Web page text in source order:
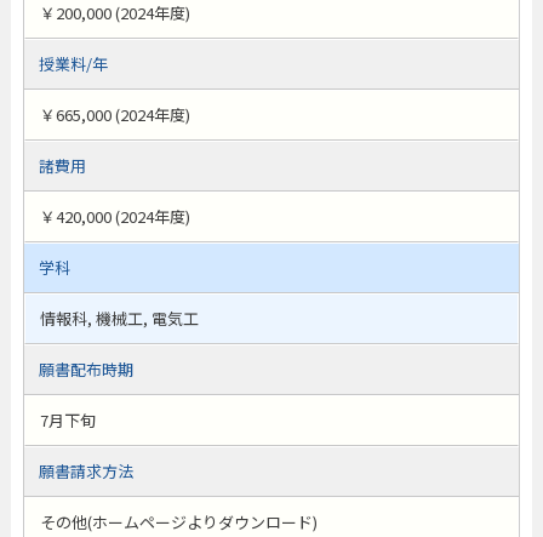
￥200,000 (2024年度)
授業料/年
￥665,000 (2024年度)
諸費用
￥420,000 (2024年度)
学科
情報科, 機械工, 電気工
願書配布時期
7月下旬
願書請求方法
その他(ホームページよりダウンロード)